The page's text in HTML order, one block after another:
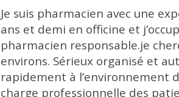
Je suis pharmacien avec une
ans et demi en officine et
pharmacien responsable.je
environs. Sérieux organisé et
rapidement à l’environnement
charge professionnelle des